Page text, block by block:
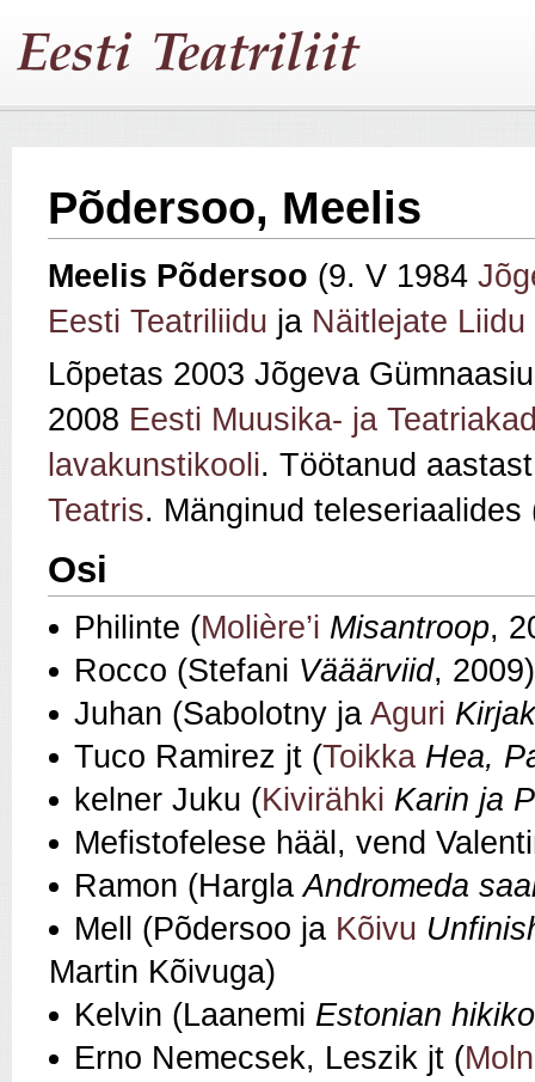
Põdersoo, Meelis
Meelis Põdersoo (9. V 1984
Eesti Teatriliidu ja Näitlejate Liidu
Lõpetas 2003 Jõgeva
2008 Eesti Muusika- ja
lavakunstikooli. Töötanud
Teatris. Mänginud teleseriaalides
Osi
Philinte (Molière’i Misantroop,
Rocco (Stefani Vääärviid, 2009)
Juhan (Sabolotny ja Aguri
Tuco Ramirez jt (Toikka Hea,
kelner Juku (Kivirähki Karin ja
Mefistofelese hääl, vend
Ramon (HarglaAndromeda
Mell (Põdersoo ja Kõivu
Martin Kõivuga)
Kelvin (Laanemi Estonian
Erno Nemecsek, Leszik jt (